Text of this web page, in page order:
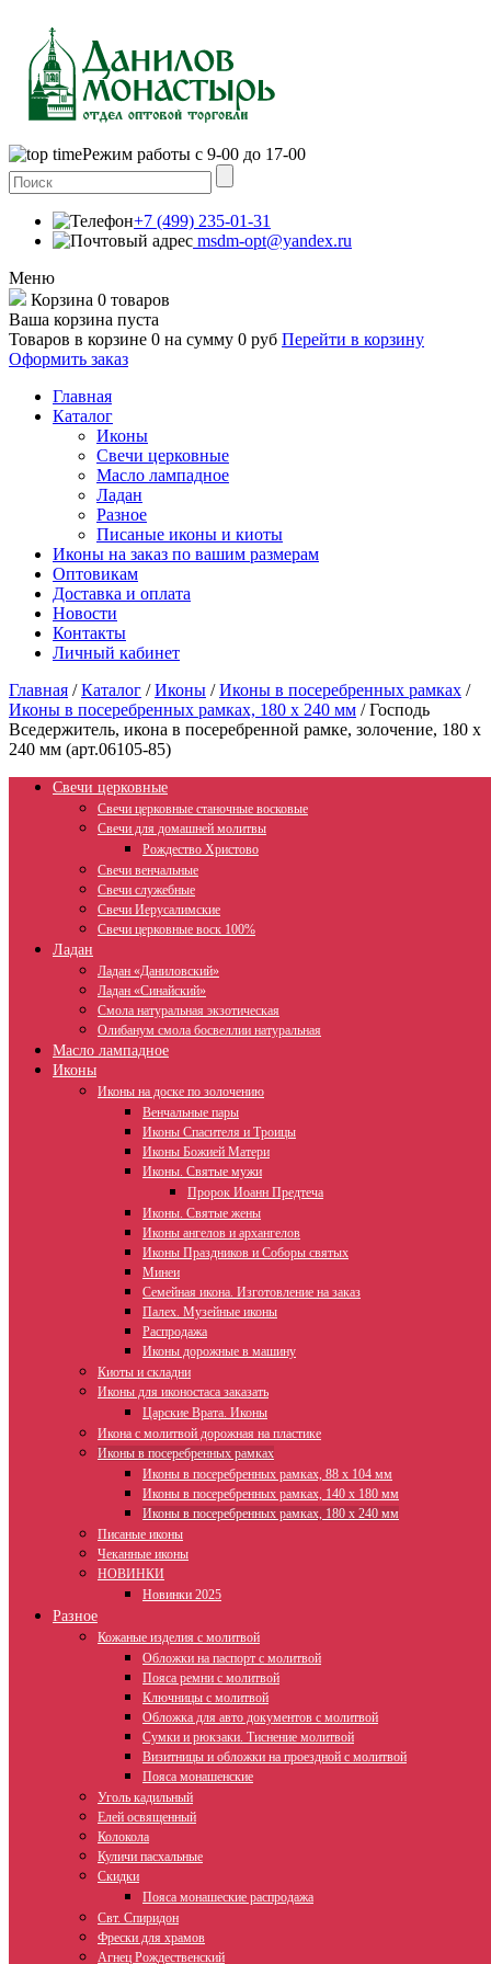
Режим работы с 9-00 до 17-00
+7 (499) 235-01-31
msdm-opt@yandex.ru
Меню
Корзина 0 товаров
Ваша корзина пуста
Товаров в корзине 0 на сумму 0 руб Перейти в корзину
Оформить заказ
Главная
Каталог
Иконы
Свечи церковные
Масло лампадное
Ладан
Разное
Писаные иконы и киоты
Иконы на заказ по вашим размерам
Оптовикам
Доставка и оплата
Новости
Контакты
Личный кабинет
Главная /Каталог /Иконы /Иконы в посеребренных рамках /
Иконы в посеребренных рамках, 180 х 240 мм /Господь
Вседержитель, икона в посеребренной рамке, золочение, 180 х
240 мм (арт.06105-85)
Свечи церковные
Свечи церковные станочные восковые
Свечи для домашней молитвы
Рождество Христово
Свечи венчальные
Свечи служебные
Свечи Иерусалимские
Свечи церковные воск 100%
Ладан
Ладан «Даниловский»
Ладан «Синайский»
Смола натуральная экзотическая
Олибанум смола босвеллии натуральная
Масло лампадное
Иконы
Иконы на доске по золочению
Венчальные пары
Иконы Спасителя и Троицы
Иконы Божией Матери
Иконы. Святые мужи
Пророк Иоанн Предтеча
Иконы. Святые жены
Иконы ангелов и архангелов
Иконы Праздников и Соборы святых
Минеи
Семейная икона. Изготовление на заказ
Палех. Музейные иконы
Распродажа
Иконы дорожные в машину
Киоты и складни
Иконы для иконостаса заказать
Царские Врата. Иконы
Икона с молитвой дорожная на пластике
Иконы в посеребренных рамках
Иконы в посеребренных рамках, 88 х 104 мм
Иконы в посеребренных рамках, 140 х 180 мм
Иконы в посеребренных рамках, 180 х 240 мм
Писаные иконы
Чеканные иконы
НОВИНКИ
Новинки 2025
Разное
Кожаные изделия с молитвой
Обложки на паспорт с молитвой
Пояса ремни с молитвой
Ключницы с молитвой
Обложка для авто документов с молитвой
Сумки и рюкзаки. Тиснение молитвой
Визитницы и обложки на проездной с молитвой
Пояса монашенские
Уголь кадильный
Елей освященный
Колокола
Куличи пасхальные
Скидки
Пояса монашеские распродажа
Свт. Спиридон
Фрески для храмов
Агнец Рождественский